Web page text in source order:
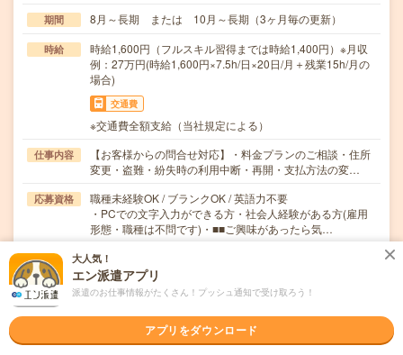
期間 8月～長期 または 10月～長期（3ヶ月毎の更新）
時給
時給1,600円（フルスキル習得までは時給1,400円）※月収
例：27万円(時給1,600円×7.5h/日×20日/月＋残業15h/月の
場合)
交通費
※交通費全額支給（当社規定による）
仕事内容
【お客様からの問合せ対応】・料金プランのご相談・住所
変更・盗難・紛失時の利用中断・再開・支払方法の変…
応募資格
職種未経験OK / ブランクOK / 英語力不要
・PCでの文字入力ができる方・社会人経験がある方(雇用
形態・職種は不問です)・■■ご興味があったら気…
職場の雰囲気
年齢層
大人気！
エン派遣アプリ
派遣のお仕事情報がたくさん！プッシュ通知で受け取ろう！
アプリをダウンロード